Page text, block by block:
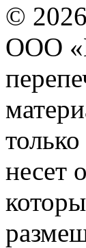
©
ООО
несет